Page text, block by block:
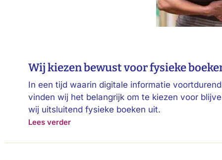
Wij kiezen bewust voor fysieke
In een tijd waarin digitale informatie
vinden wij het belangrijk om te kiezen voor
wij uitsluitend fysieke boeken uit.
Lees verder